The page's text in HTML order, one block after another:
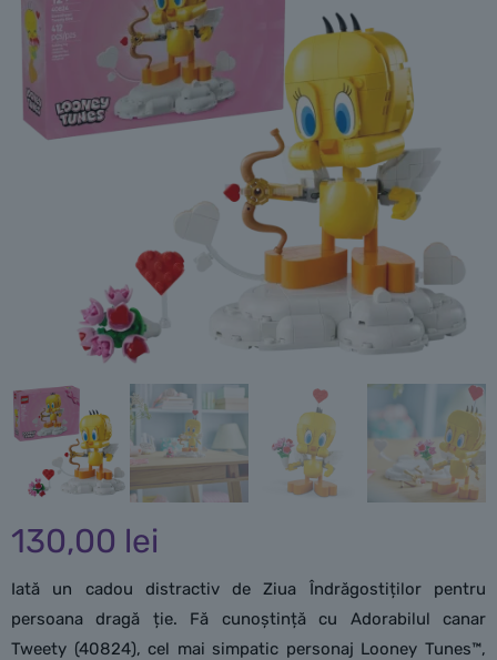
130,00 lei
Iată un cadou distractiv de Ziua Îndrăgostiților pentru
persoana dragă ție. Fă cunoștință cu Adorabilul canar
Tweety (40824), cel mai simpatic personaj Looney Tunes™,